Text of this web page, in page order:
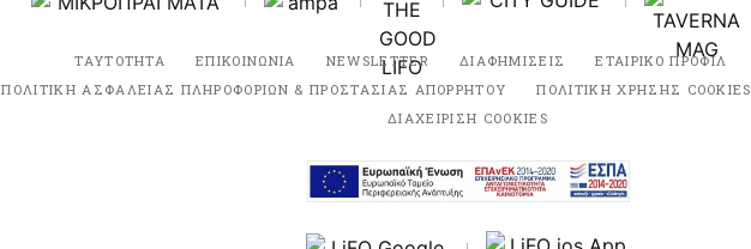
ΤΑΥΤΟΤΗΤΑ ΕΠΙΚΟΙΝΩΝΙΑ NEWSLETTER ΔΙΑΦΗΜΙΣΕΙΣ ΕΤΑΙΡΙΚΟ ΠΡΟΦΙΛ
ΠΟΛΙΤΙΚΗ ΑΣΦΑΛΕΙΑΣ ΠΛΗΡΟΦΟΡΙΩΝ & ΠΡΟΣΤΑΣΙΑΣ ΑΠΟΡΡΗΤΟΥ
ΠΟΛΙΤΙΚΗ ΧΡΗΣΗΣ COOKIES
ΔΙΑΧΕΙΡΙΣΗ COOKIES